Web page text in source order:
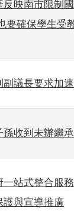
反映南市限制
要確保學生受
副議長要求加
孫收到未辦繼
一站式整合服
護與宣導推廣